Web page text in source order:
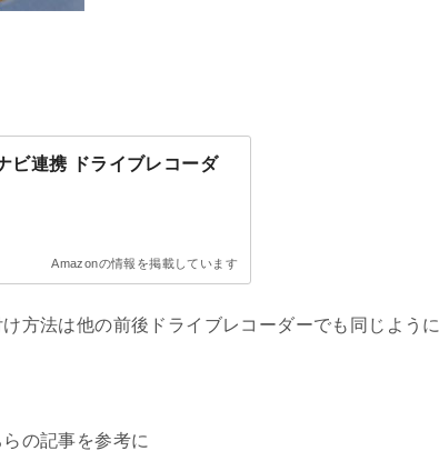
ビ連携 ドライブレコーダ
Amazonの情報を掲載しています
方法は他の前後ドライブレコーダーでも同じように
の記事を参考に